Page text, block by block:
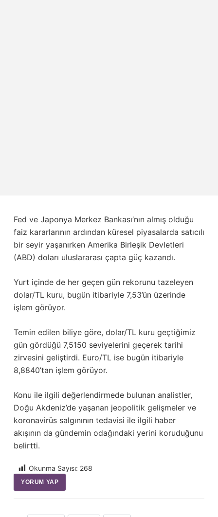
Fed ve Japonya Merkez Bankası’nın almış olduğu
faiz kararlarının ardından küresel piyasalarda satıcılı
bir seyir yaşanırken Amerika Birleşik Devletleri
(ABD) doları uluslararası çapta güç kazandı.
Yurt içinde de her geçen gün rekorunu tazeleyen
dolar/TL kuru, bugün itibariyle 7,53’ün üzerinde
işlem görüyor.
Temin edilen biliye göre, dolar/TL kuru geçtiğimiz
gün gördüğü 7,5150 seviyelerini geçerek tarihi
zirvesini geliştirdi. Euro/TL ise bugün itibariyle
8,8840’tan işlem görüyor.
Konu ile ilgili değerlendirmede bulunan analistler,
Doğu Akdeniz’de yaşanan jeopolitik gelişmeler ve
koronavirüs salgınının tedavisi ile ilgili haber
akışının da gündemin odağındaki yerini koruduğunu
belirtti.
Okunma Sayısı: 268
YORUM YAP